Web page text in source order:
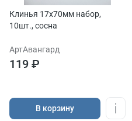
Клинья 17х70мм набор,
10шт., сосна
АртАвангард
119 ₽
В корзину